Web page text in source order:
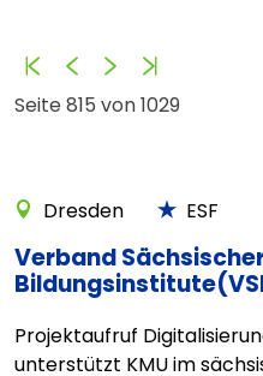
Seite 815 von 1029
AnfangZurückVorwärts
Dresden ESF
Verband
Projektaufruf
unterstützt KMU im